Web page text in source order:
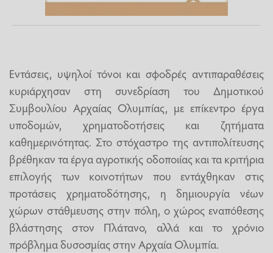
Εντάσεις, υψηλοί τόνοι και σφοδρές αντιπαραθέσεις
κυριάρχησαν στη συνεδρίαση του Δημοτικού
Συμβουλίου Αρχαίας Ολυμπίας, με επίκεντρο έργα
υποδομών, χρηματοδοτήσεις και ζητήματα
καθημερινότητας. Στο στόχαστρο της αντιπολίτευσης
βρέθηκαν τα έργα αγροτικής οδοποιίας και τα κριτήρια
επιλογής των κοινοτήτων που εντάχθηκαν στις
προτάσεις χρηματοδότησης, η δημιουργία νέων
χώρων στάθμευσης στην πόλη, ο χώρος εναπόθεσης
βλάστησης στον Πλάτανο, αλλά και το χρόνιο
πρόβλημα δυσοσμίας στην Αρχαία Ολυμπία.